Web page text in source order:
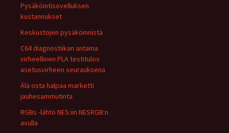
Pysäköintisovelluksen
kustannukset
Keskustojen pysäköinnistä
C64 diagnostiikan antama
virheellinen PLA testitulos
asetusvirheen seurauksena
Älä osta halpaa marketti
jauhesammutinta
RGBs -lähtö NES:iin NESRGB:n
avulla